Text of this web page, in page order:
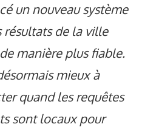
un nouveau système
résultats de la ville
manière plus fiable.
mieux à
quand les requêtes
sont locaux pour